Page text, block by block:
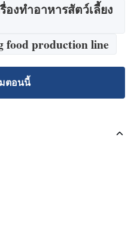
องทําอาหารสัตว์เลี้ยง
food production line
ตอนนี้